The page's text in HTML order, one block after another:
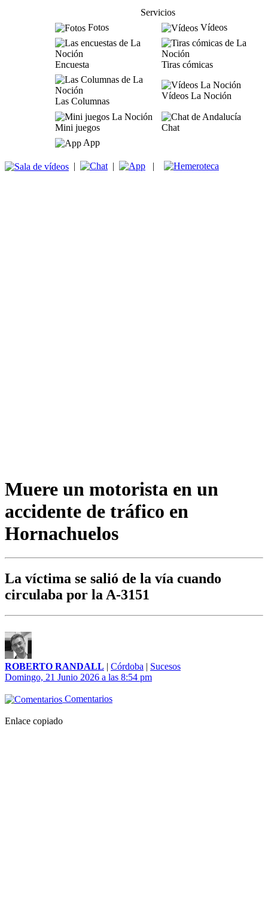
Servicios
Fotos
Vídeos
Encuesta Tiras cómicas
Las Columnas
Vídeos La Noción
Mini juegos
Chat
App
| | |
Muere un motorista en un
accidente de tráfico en
Hornachuelos
La víctima se salió de la vía cuando
circulaba por la A-3151
ROBERTO RANDALL | Córdoba | Sucesos
Domingo, 21 Junio 2026 a las 8:54 pm
Comentarios
Enlace copiado